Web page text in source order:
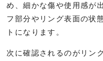
め、細かな傷や使用感が
フ部分やリング表面の状
トになります。
次に確認されるのがリン